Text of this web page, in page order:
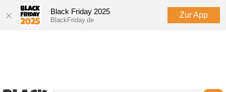
Black Friday 2025
BlackFriday.de
Zur App